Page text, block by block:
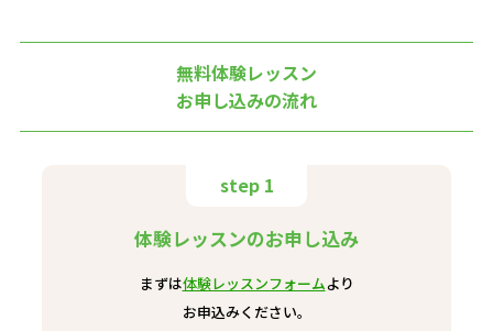
無料体験レッスン
お申し込みの流れ
step 1
体験レッスンのお申し込み
まずは体験レッスンフォームより
お申込みください。